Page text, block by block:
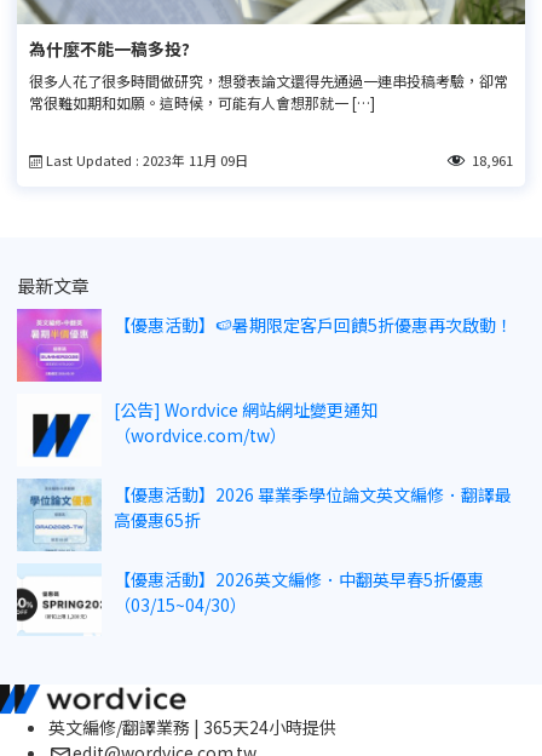
為什麼不能一稿多投?
很多人花了很多時間做研究，想發表論文還得先通過一連串投稿考驗，卻常
常很難如期和如願。這時候，可能有人會想那就一 […]
Last Updated : 2023年 11月 09日 18,961
最新文章
【優惠活動】🍉暑期限定客戶回饋5折優惠再次啟動！
[公告] Wordvice 網站網址變更通知
（wordvice.com/tw）
【優惠活動】2026 畢業季學位論文英文編修．翻譯最
高優惠65折
【優惠活動】2026英文編修．中翻英早春5折優惠
（03/15~04/30）
英文編修/翻譯業務 | 365天24小時提供